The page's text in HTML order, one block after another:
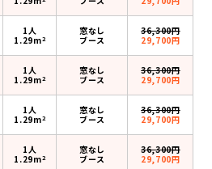
1人
1.29m2
窓なし
ブース
36,300円
29,700円
1人
1.29m2
窓なし
ブース
36,300円
29,700円
1人
1.29m2
窓なし
ブース
36,300円
29,700円
1人
1.29m2
窓なし
ブース
36,300円
29,700円